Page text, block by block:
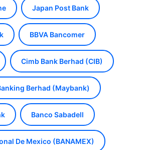
Japan Post Bank
BBVA Bancomer
Cimb Bank Berhad (CIB)
Berhad (Maybank)
Banco Sabadell
De Mexico (BANAMEX)